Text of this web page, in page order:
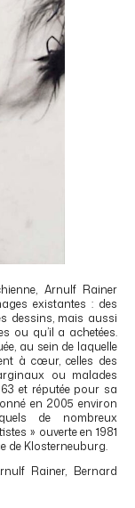
Arnulf Rainer
existantes : des
dessins, mais aussi
ou qu’il a achetées.
au sein de laquelle
à cœur, celles des
ou malades
et réputée pour sa
en 2005 environ
de nombreux
» ouverte en 1981
de Klosterneuburg.
Rainer, Bernard